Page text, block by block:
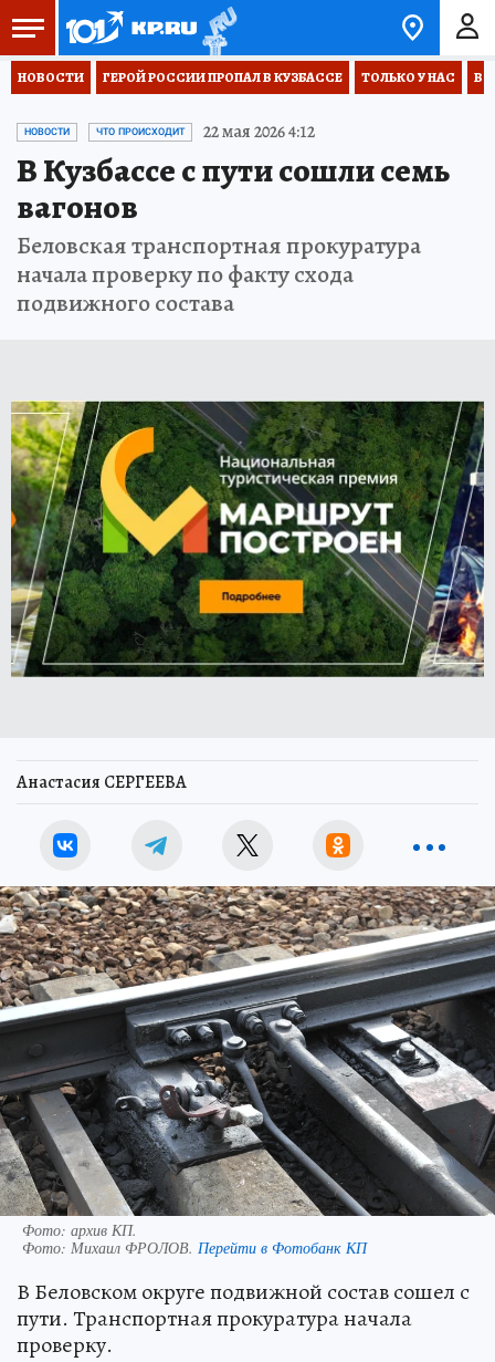
НОВОСТИ ГЕРОЙ РОССИИ ПРОПАЛ В КУЗБАССЕ ТОЛЬКО У НАС
НОВОСТИ ЧТО ПРОИСХОДИТ 22 мая 2026 4:12
В Кузбассе с пути сошли семь
вагонов
Беловская транспортная прокуратура
начала проверку по факту схода
подвижного состава
Анастасия СЕРГЕЕВА
Фото: архив КП.
Фото: Михаил ФРОЛОВ. Перейти в Фотобанк КП
В Беловском округе подвижной состав сошел с
пути. Транспортная прокуратура начала
проверку.